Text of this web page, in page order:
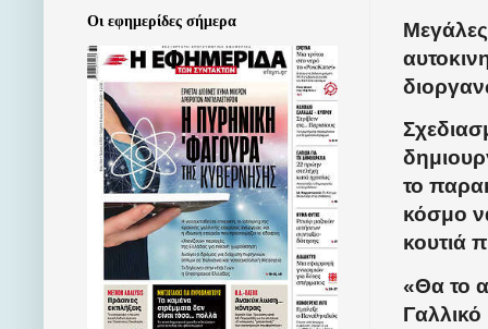
το
κόσμο
κουτιά
«Θα το
Οι εφημερίδες σήμερα